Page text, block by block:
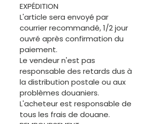
EXPÉDITION
L'article sera envoyé par
courrier recommandé, 1/2 jour
ouvré après confirmation du
paiement.
Le vendeur n'est pas
responsable des retards dus à
la distribution postale ou aux
problèmes douaniers.
L'acheteur est responsable de
tous les frais de douane.